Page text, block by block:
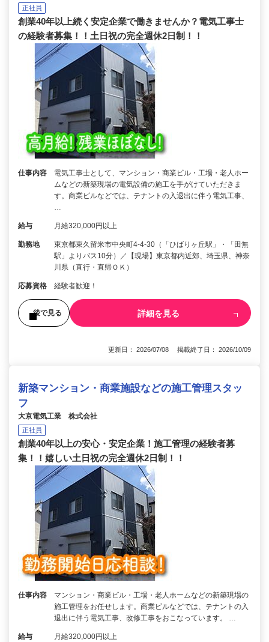
正社員
創業40年以上続く安定企業で働きませんか？電気工事士
の経験者募集！！土日祝の完全週休2日制！！
仕事内容
電気工事士として、マンション・商業ビル・工場・老人ホー
ムなどの新築現場の電気設備の施工を手がけていただきま
す。商業ビルなどでは、テナントの入退出に伴う電気工事、
給与 月給320,000円以上
勤務地
東京都東久留米市中央町4-4-30（「ひばりヶ丘駅」・「田無
駅」よりバス10分）／【現場】東京都内近郊、埼玉県、神奈
川県（直行・直帰ＯＫ）
応募資格 経験者歓迎！
後で見る 詳細を見る
更新日： 2026/07/08 掲載終了日： 2026/10/09
新築マンション・商業施設などの施工管理スタッ
フ
大京電気工業 株式会社
正社員
創業40年以上の安心・安定企業！施工管理の経験者募
集！！嬉しい土日祝の完全週休2日制！！
仕事内容
マンション・商業ビル・工場・老人ホームなどの新築現場の
施工管理をお任せします。商業ビルなどでは、テナントの入
退出に伴う電気工事、改修工事をおこなっています。 …
給与 月給320,000円以上